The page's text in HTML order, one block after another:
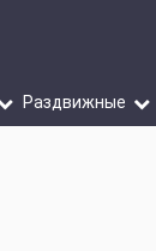
Раздвижные